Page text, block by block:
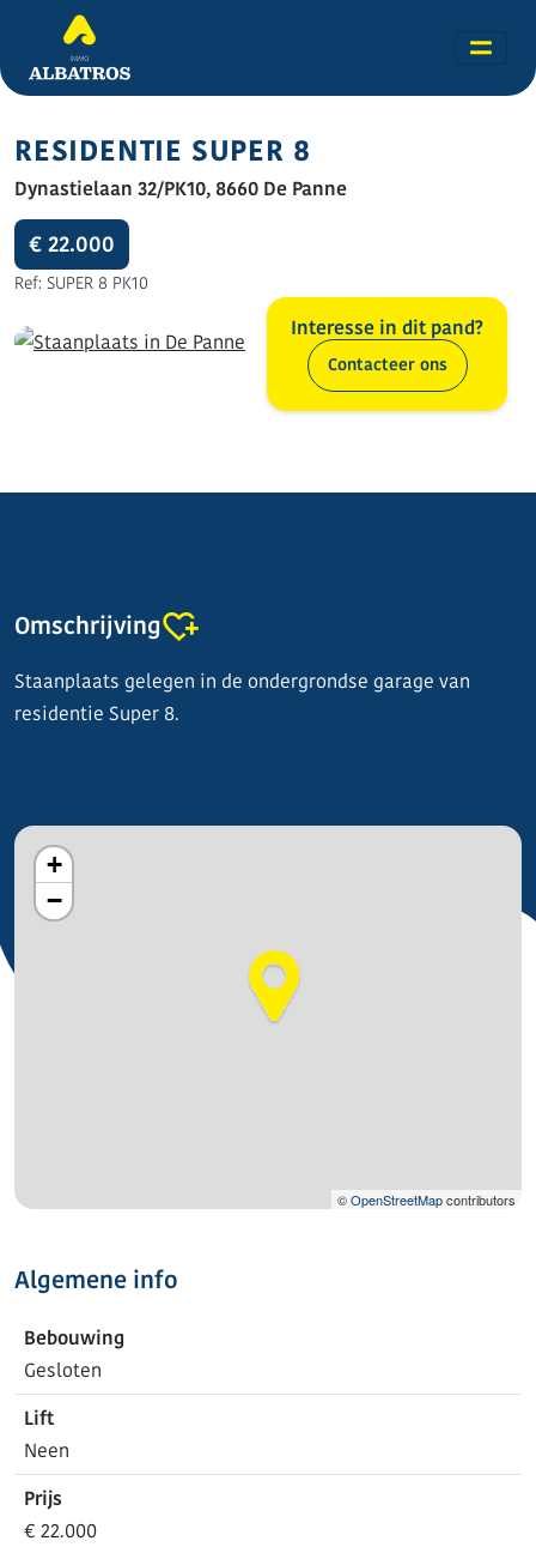
RESIDENTIE SUPER 8
Dynastielaan 32/PK10, 8660 De Panne
€ 22.000
Ref: SUPER 8 PK10
Alle foto's (3)
Interesse in dit pand?
Contacteer ons
Omschrijving
Staanplaats gelegen in de ondergrondse garage van
residentie Super 8.
+
−
©OpenStreetMapcontributors
Algemene info
Bebouwing
Gesloten
Lift
Neen
Prijs
€ 22.000